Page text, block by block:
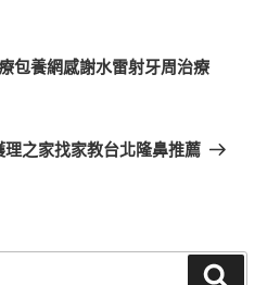
包養網感謝水雷射牙周治療
之家找家教台北隆鼻推薦